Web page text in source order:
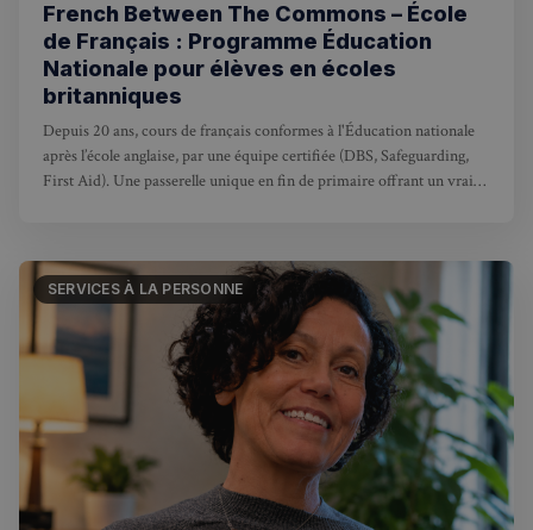
French Between The Commons – École
de Français : Programme Éducation
Nationale pour élèves en écoles
britanniques
Depuis 20 ans, cours de français conformes à l'Éducation nationale
après l’école anglaise, par une équipe certifiée (DBS, Safeguarding,
First Aid). Une passerelle unique en fin de primaire offrant un vrai
SERVICES À LA PERSONNE